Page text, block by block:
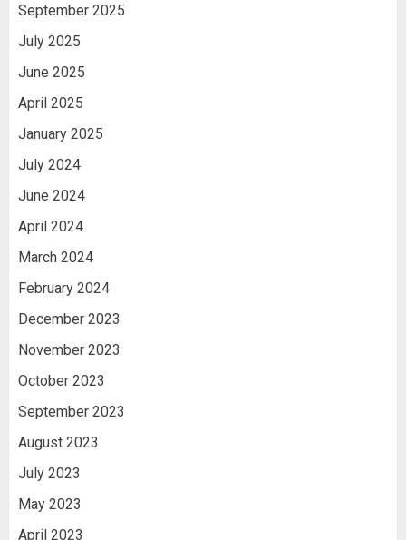
September 2025
July 2025
June 2025
April 2025
January 2025
July 2024
June 2024
April 2024
March 2024
February 2024
December 2023
November 2023
October 2023
September 2023
August 2023
July 2023
May 2023
April 2023